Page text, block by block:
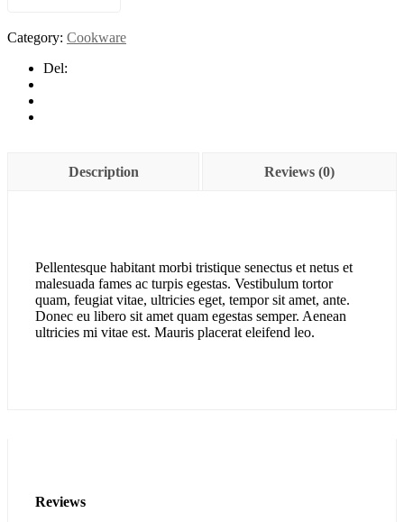
Design
quantity
Category: Cookware
Del:
Description Reviews (0)
Pellentesque habitant morbi tristique senectus et netus et
malesuada fames ac turpis egestas. Vestibulum tortor
quam, feugiat vitae, ultricies eget, tempor sit amet, ante.
Donec eu libero sit amet quam egestas semper. Aenean
ultricies mi vitae est. Mauris placerat eleifend leo.
Reviews